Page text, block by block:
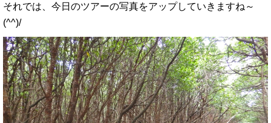
それでは、今日のツアーの写真をアップしていきますね～
(^^)/